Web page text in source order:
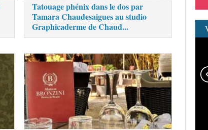
Tatouage phénix dans le dos par
Tamara Chaudesaigues au studio
Graphicaderme de Chaud...